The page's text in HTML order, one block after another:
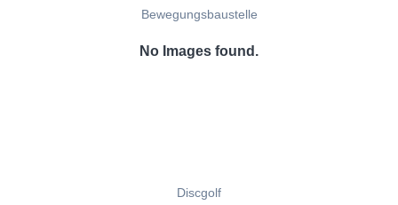
Bewegungsbaustelle
No Images found.
Discgolf